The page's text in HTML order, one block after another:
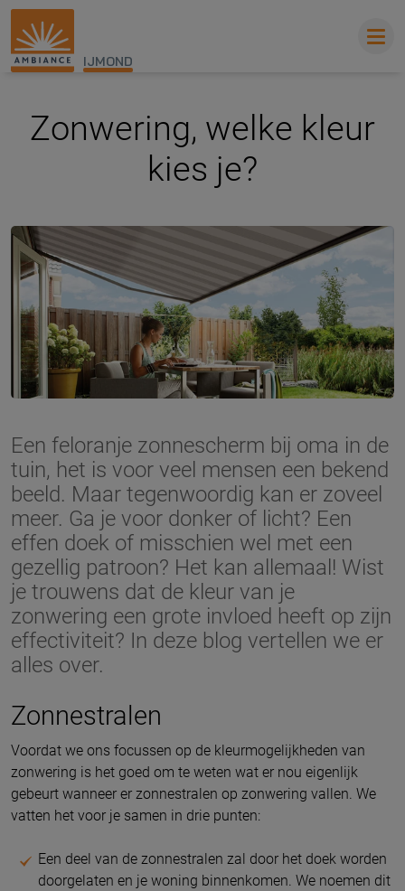
IJMOND
Zonwering, welke kleur
kies je?
Een feloranje zonnescherm bij oma in de
tuin, het is voor veel mensen een bekend
beeld. Maar tegenwoordig kan er zoveel
meer. Ga je voor donker of licht? Een
effen doek of misschien wel met een
gezellig patroon? Het kan allemaal! Wist
je trouwens dat de kleur van je
zonwering een grote invloed heeft op zijn
effectiviteit? In deze blog vertellen we er
alles over.
Zonnestralen
Voordat we ons focussen op de kleurmogelijkheden van
zonwering is het goed om te weten wat er nou eigenlijk
gebeurt wanneer er zonnestralen op zonwering vallen. We
vatten het voor je samen in drie punten:
Een deel van de zonnestralen zal door het doek worden
doorgelaten en je woning binnenkomen. We noemen dit